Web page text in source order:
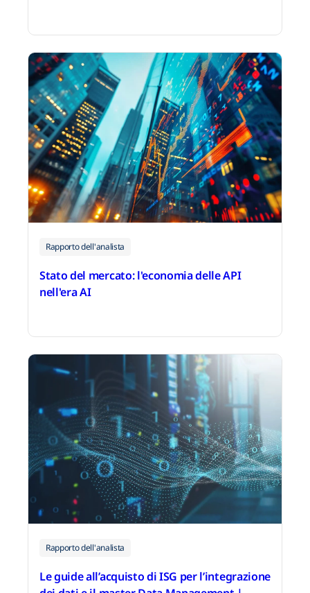
2 dicembre 2025
Rapporto dell'analista
Stato del mercato: l'economia delle API
nell'era AI
5 novembre 2025
Rapporto dell'analista
Le guide all’acquisto di ISG per l’integrazione